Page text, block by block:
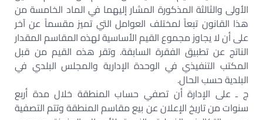
الأولى والثالثة المذكورة المشار إليهما في الماد الخامسة من
هذا القانون تبعاً لمختلف العوامل التي تميز مقسماً عن آخر
على أن لا يجاوز مجموع القيم الأساسية لهذه المقاسم المقدار
الناتج عن تطبيق الفقرة السابقة. وتقر هذه القيم من قبل
المكتب التنفيذي في الوحدة الإدارية والمجلس البلدي في
البلدية حسب الحال.
ج ـ على الإدارة أن تصفي حساب المنطقة خلال مدة أربع
سنوات من تاريخ الإعلان عن بيع مقاسم المنطقة وتتم التصفية